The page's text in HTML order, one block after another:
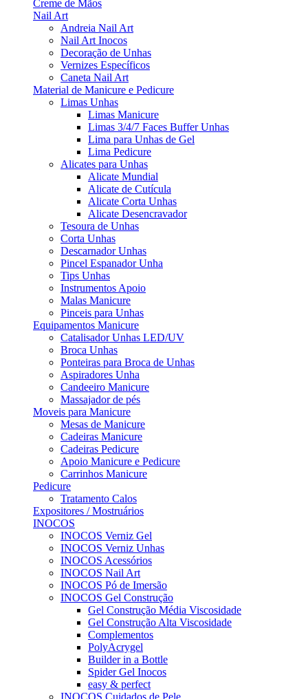
Creme de Mãos
Nail Art
Andreia Nail Art
Nail Art Inocos
Decoração de Unhas
Vernizes Específicos
Caneta Nail Art
Material de Manicure e Pedicure
Limas Unhas
Limas Manicure
Limas 3/4/7 Faces Buffer Unhas
Lima para Unhas de Gel
Lima Pedicure
Alicates para Unhas
Alicate Mundial
Alicate de Cutícula
Alicate Corta Unhas
Alicate Desencravador
Tesoura de Unhas
Corta Unhas
Descarnador Unhas
Pincel Espanador Unha
Tips Unhas
Instrumentos Apoio
Malas Manicure
Pinceis para Unhas
Equipamentos Manicure
Catalisador Unhas LED/UV
Broca Unhas
Ponteiras para Broca de Unhas
Aspiradores Unha
Candeeiro Manicure
Massajador de pés
Moveis para Manicure
Mesas de Manicure
Cadeiras Manicure
Cadeiras Pedicure
Apoio Manicure e Pedicure
Carrinhos Manicure
Pedicure
Tratamento Calos
Expositores / Mostruários
INOCOS
INOCOS Verniz Gel
INOCOS Verniz Unhas
INOCOS Acessórios
INOCOS Nail Art
INOCOS Pó de Imersão
INOCOS Gel Construção
Gel Construção Média Viscosidade
Gel Construção Alta Viscosidade
Complementos
PolyAcrygel
Builder in a Bottle
Spider Gel Inocos
easy & perfect
INOCOS Cuidados de Pele